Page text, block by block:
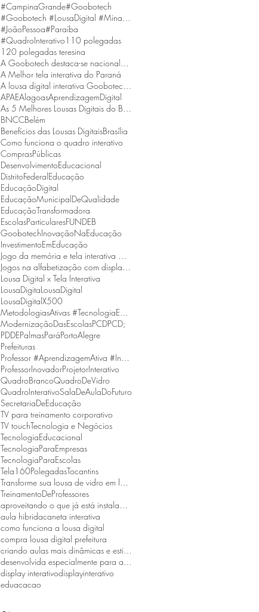
#CampinaGrande#Goobotech
#Goobotech #LousaDigital #MinasGerais #BeloHorizonte
#JoãoPessoa#Paraíba
#QuadroInterativo110 polegadas
120 polegadas teresina
A Goobotech destaca-se nacionalmente como a empresa que fornece a maior tela interativa do Brasil
A Melhor tela interativa do Paraná
A lousa digital interativa Goobotech é reconhecida como a melhor do estado de Santa Catarina
APAEAlagoasAprendizagemDigital
As 5 Melhores Lousas Digitais do Brasil
BNCCBelém
Benefícios das Lousas DigitaisBrasília
Como funciona o quadro interativo
ComprasPúblicas
DesenvolvimentoEducacional
DistritoFederalEducação
EducaçãoDigital
EducaçãoMunicipalDeQualidade
EducaçãoTransformadora
EscolasParticularesFUNDEB
GoobotechInovaçãoNaEducação
InvestimentoEmEducação
Jogo da memória e tela interativa Goobotech
Jogos na alfabetização com display interativo Goobotech
Lousa Digital x Tela Interativa
LousaDigitaLousaDigital
LousaDigitalX500
MetodologiasAtivas #TecnologiaEmSalaDeAula #BNCC
ModernizaçãoDasEscolasPCDPCD;
PDDEPalmasParáPortoAlegre
Prefeituras
Professor #AprendizagemAtiva #InovaçãoNaEducação
ProfessorInovadorProjetorInterativo
QuadroBrancoQuadroDeVidro
QuadroInterativoSalaDeAulaDoFuturo
SecretariaDeEducação
TV para treinamento corporativo
TV touchTecnologia e Negócios
TecnologiaEducacional
TecnologiaParaEmpresas
TecnologiaParaEscolas
Tela160PolegadasTocantins
Transforme sua lousa de vidro em lousa digital
TreinamentoDeProfessores
aproveitando o que já está instalado e reduzindo custos.
aula hibridacaneta interativa
como funciona a lousa digital
compra lousa digital prefeitura
criando aulas mais dinâmicas e estimulantes.
desenvolvida especialmente para atender escolas públicas
display interativodisplayinterativo
eduacacao